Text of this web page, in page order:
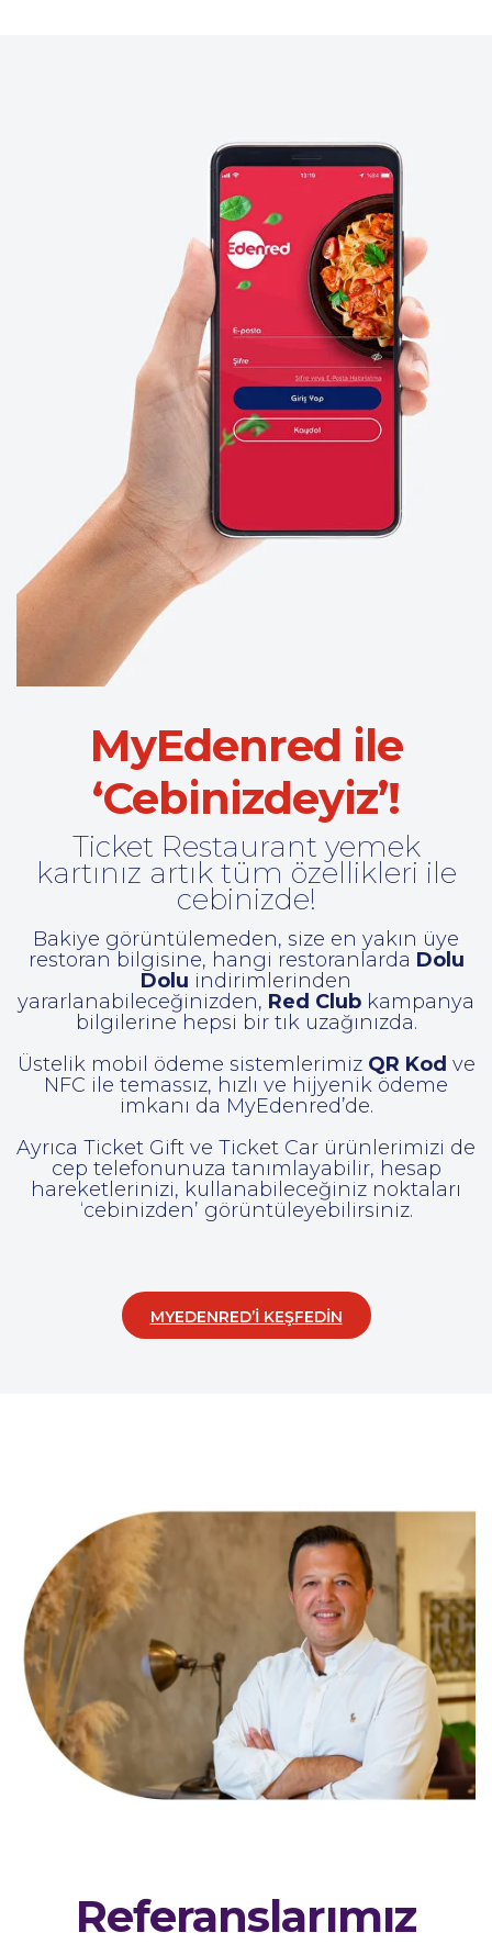
MyEdenred ile
‘Cebinizdeyiz’!
Ticket Restaurant yemek
kartınız artık tüm özellikleri ile
cebinizde!
Bakiye görüntülemeden, size en yakın üye
restoran bilgisine, hangi restoranlarda Dolu
Dolu indirimlerinden
yararlanabileceğinizden, Red Club kampanya
bilgilerine hepsi bir tık uzağınızda.
Üstelik mobil ödeme sistemlerimiz QR Kod ve
NFC ile temassız, hızlı ve hijyenik ödeme
imkanı da MyEdenred’de.
Ayrıca Ticket Gift ve Ticket Car ürünlerimizi de
cep telefonunuza tanımlayabilir, hesap
hareketlerinizi, kullanabileceğiniz noktaları
‘cebinizden’ görüntüleyebilirsiniz.
MYEDENRED’İ KEŞFEDİN
Referanslarımız